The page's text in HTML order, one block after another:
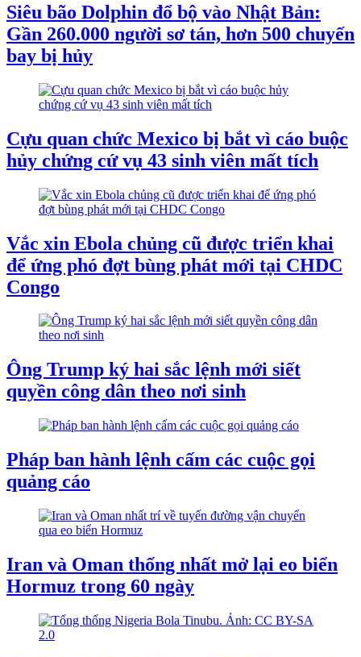
Siêu bão Dolphin đổ bộ vào Nhật Bản:
Gần 260.000 người sơ tán, hơn 500 chuyến
bay bị hủy
Cựu quan chức Mexico bị bắt vì cáo buộc
hủy chứng cứ vụ 43 sinh viên mất tích
Vắc xin Ebola chủng cũ được triển khai
để ứng phó đợt bùng phát mới tại CHDC
Congo
Ông Trump ký hai sắc lệnh mới siết
quyền công dân theo nơi sinh
Pháp ban hành lệnh cấm các cuộc gọi
quảng cáo
Iran và Oman thống nhất mở lại eo biển
Hormuz trong 60 ngày